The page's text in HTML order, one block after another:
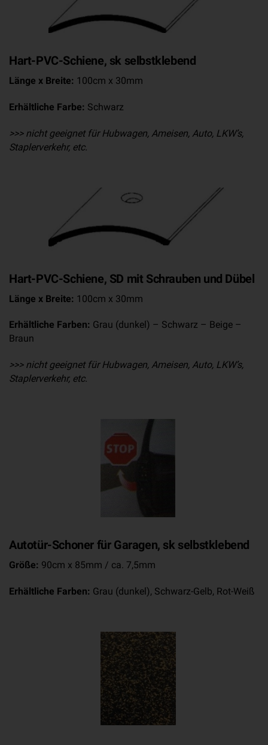
Hart-PVC-Schiene, sk selbstklebend
Länge x Breite: 100cm x 30mm
Erhältliche Farbe: Schwarz
>>> nicht geeignet für Hubwagen, Ameisen, Auto, LKW’s,
Staplerverkehr, etc.
Hart-PVC-Schiene, SD mit Schrauben und Dübel
Länge x Breite: 100cm x 30mm
Erhältliche Farben: Grau (dunkel) – Schwarz – Beige –
Braun
>>> nicht geeignet für Hubwagen, Ameisen, Auto, LKW’s,
Staplerverkehr, etc.
Autotür-Schoner für Garagen, sk selbstklebend
Größe: 90cm x 85mm / ca. 7,5mm
Erhältliche Farben: Grau (dunkel), Schwarz-Gelb, Rot-Weiß